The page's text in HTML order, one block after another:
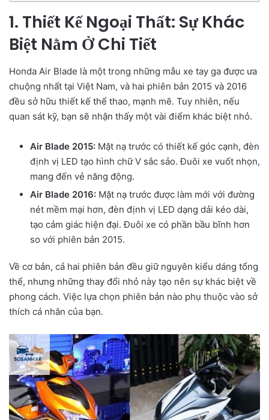
1. Thiết Kế Ngoại Thất: Sự Khác
Biệt Nằm Ở Chi Tiết
Honda Air Blade là một trong những mẫu xe tay ga được ưa
chuộng nhất tại Việt Nam, và hai phiên bản 2015 và 2016
đều sở hữu thiết kế thể thao, mạnh mẽ. Tuy nhiên, nếu
quan sát kỹ, bạn sẽ nhận thấy một vài điểm khác biệt nhỏ.
Air Blade 2015: Mặt nạ trước có thiết kế góc cạnh, đèn
định vị LED tạo hình chữ V sắc sảo. Đuôi xe vuốt nhọn,
mang đến vẻ năng động.
Air Blade 2016: Mặt nạ trước được làm mới với đường
nét mềm mại hơn, đèn định vị LED dạng dải kéo dài,
tạo cảm giác hiện đại. Đuôi xe có phần bầu bĩnh hơn
so với phiên bản 2015.
Về cơ bản, cả hai phiên bản đều giữ nguyên kiểu dáng tổng
thể, nhưng những thay đổi nhỏ này tạo nên sự khác biệt về
phong cách. Việc lựa chọn phiên bản nào phụ thuộc vào sở
thích cá nhân của bạn.